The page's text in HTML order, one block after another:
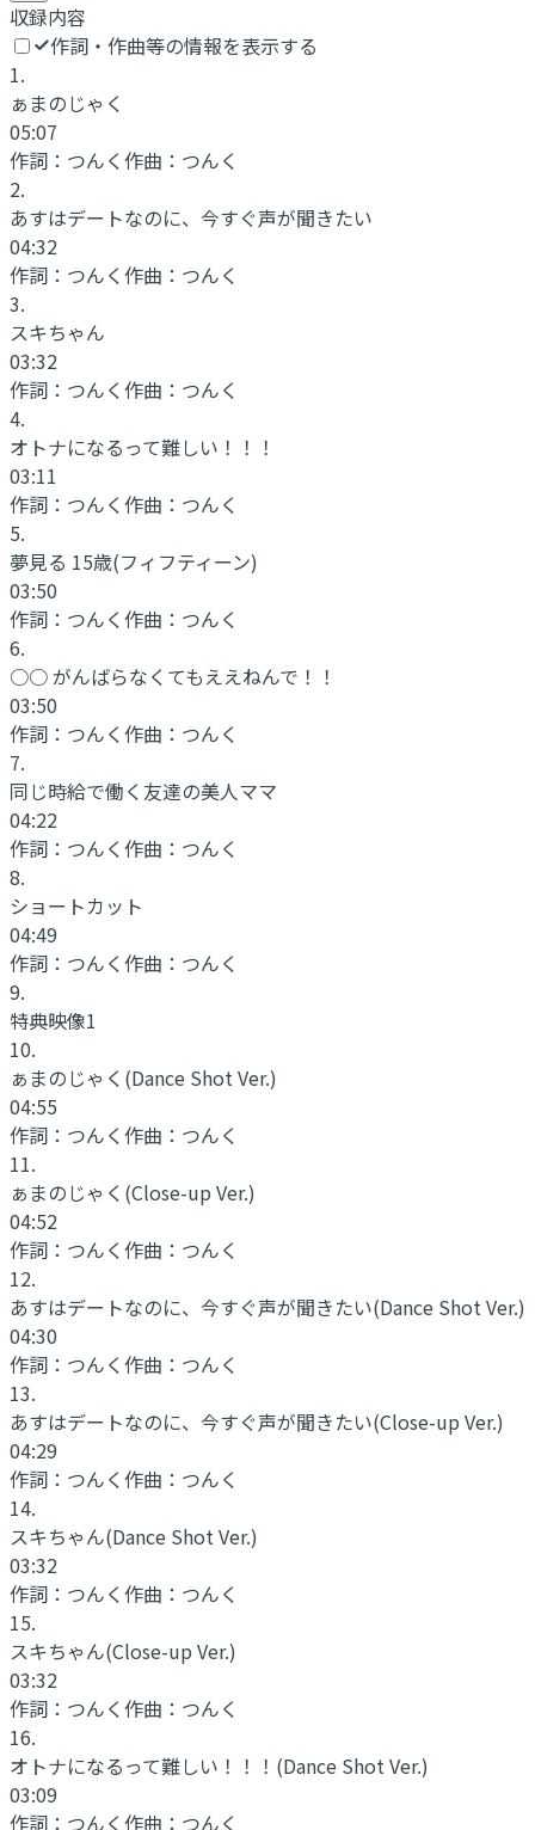
収録内容
作詞・作曲等の情報を表示する
1.
ぁまのじゃく
05:07
作詞： つんく作曲： つんく
2.
あすはデートなのに、今すぐ声が聞きたい
04:32
作詞： つんく作曲： つんく
3.
スキちゃん
03:32
作詞： つんく作曲： つんく
4.
オトナになるって難しい！！！
03:11
作詞： つんく作曲： つんく
5.
夢見る 15歳(フィフティーン)
03:50
作詞： つんく作曲： つんく
6.
○○ がんばらなくてもええねんで！！
03:50
作詞： つんく作曲： つんく
7.
同じ時給で働く友達の美人ママ
04:22
作詞： つんく作曲： つんく
8.
ショートカット
04:49
作詞： つんく作曲： つんく
9.
特典映像1
10.
ぁまのじゃく (Dance Shot Ver.)
04:55
作詞： つんく作曲： つんく
11.
ぁまのじゃく (Close-up Ver.)
04:52
作詞： つんく作曲： つんく
12.
あすはデートなのに、今すぐ声が聞きたい(Dance Shot Ver.)
04:30
作詞： つんく作曲： つんく
13.
あすはデートなのに、今すぐ声が聞きたい(Close-up Ver.)
04:29
作詞： つんく作曲： つんく
14.
スキちゃん(Dance Shot Ver.)
03:32
作詞： つんく作曲： つんく
15.
スキちゃん(Close-up Ver.)
03:32
作詞： つんく作曲： つんく
16.
オトナになるって難しい！！！ (Dance Shot Ver.)
03:09
作詞： つんく 作曲： つんく